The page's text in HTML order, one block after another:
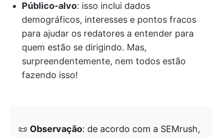
Público-alvo: isso inclui dados
demográficos, interesses e pontos fracos
para ajudar os redatores a entender para
quem estão se dirigindo. Mas,
surpreendentemente, nem todos estão
fazendo isso!
📜 Observação: de acordo com a SEMrush,